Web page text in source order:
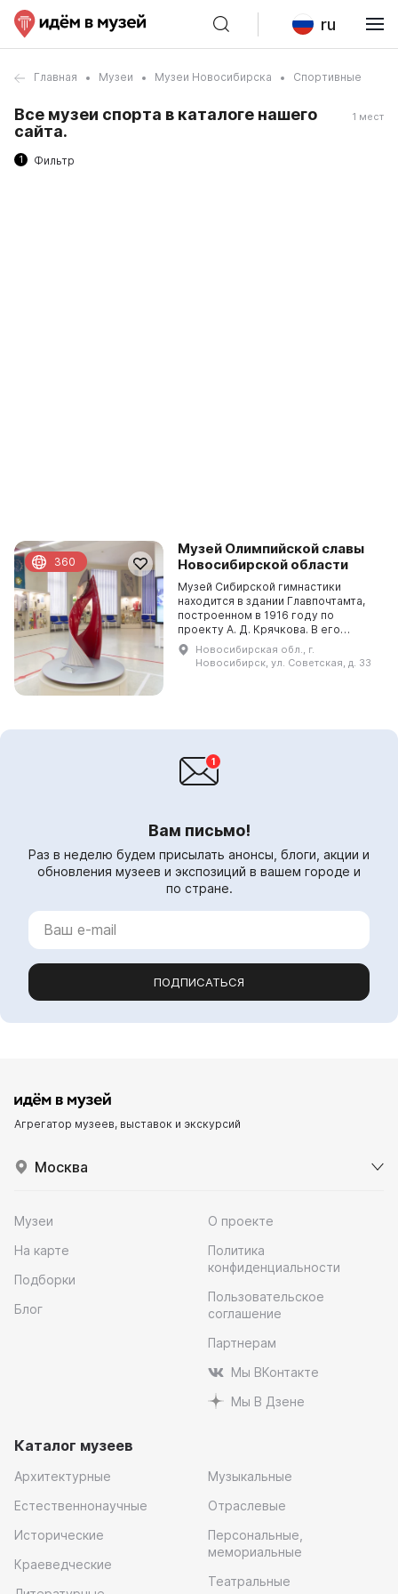
ru
Главная Музеи Музеи Новосибирска Спортивные
Все музеи спорта в каталоге нашего
сайта.
1 мест
1 Фильтр
Музей Олимпийской славы
Новосибирской области
Музей Сибирской гимнастики
находится в здании Главпочтамта,
построенном в 1916 году по
проекту А. Д. Крячкова. В его
фондах собрано более 7000
экспонатов, включающих кубки,
медали, грамоты и предметы ...
Новосибирская обл., г.
Новосибирск, ул. Советская, д. 33
360
Вам письмо!
Раз в неделю будем присылать анонсы, блоги, акции и
обновления музеев и экспозиций в вашем городе и
по стране.
ПОДПИСАТЬСЯ
Агрегатор музеев, выставок и экскурсий
Москва
Музеи
На карте
Подборки
Блог
О проекте
Политика
конфиденциальности
Пользовательское
соглашение
Партнерам
Мы ВКонтакте
Мы В Дзене
Каталог музеев
Архитектурные
Естественнонаучные
Исторические
Краеведческие
Музыкальные
Отраслевые
Персональные,
мемориальные
Театральные